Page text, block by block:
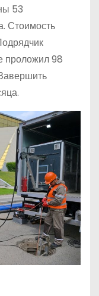
53
Стоимость
проложил 98